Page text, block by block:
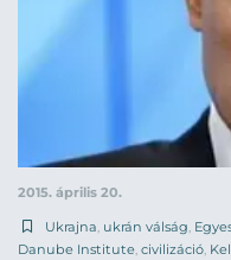
2015. április 20.
Ukrajna ukrán válság
Danube Institute civilizáció